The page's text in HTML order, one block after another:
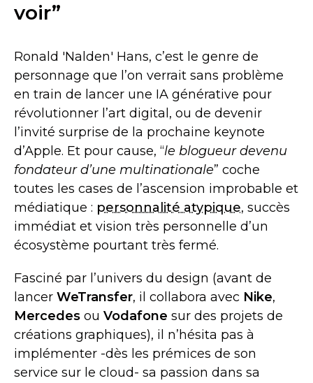
voir”
Ronald 'Nalden' Hans, c’est le genre de
personnage que l’on verrait sans problème
en train de lancer une IA générative pour
révolutionner l’art digital, ou de devenir
l’invité surprise de la prochaine keynote
d’Apple. Et pour cause, “le blogueur devenu
fondateur d’une multinationale” coche
toutes les cases de l’ascension improbable et
médiatique : personnalité atypique, succès
immédiat et vision très personnelle d’un
écosystème pourtant très fermé.
Fasciné par l’univers du design (avant de
lancer WeTransfer, il collabora avec Nike,
Mercedes ou Vodafone sur des projets de
créations graphiques), il n’hésita pas à
implémenter -dès les prémices de son
service sur le cloud- sa passion dans sa